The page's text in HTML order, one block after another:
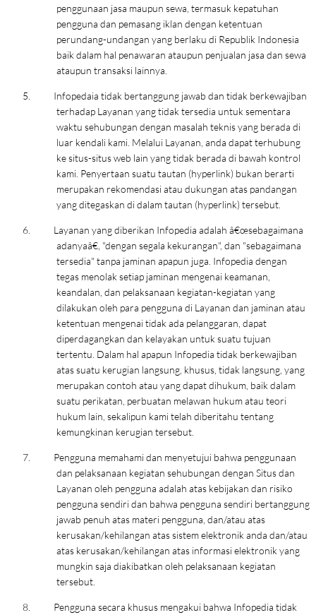
penggunaan jasa maupun sewa, termasuk kepatuhan
pengguna dan pemasang iklan dengan ketentuan
perundang-undangan yang berlaku di Republik Indonesia
baik dalam hal penawaran ataupun penjualan jasa dan sewa
ataupun transaksi lainnya.
5.
Infopedaia tidak bertanggung jawab dan tidak berkewajiban
terhadap Layanan yang tidak tersedia untuk sementara
waktu sehubungan dengan masalah teknis yang berada di
luar kendali kami. Melalui Layanan, anda dapat terhubung
ke situs-situs web lain yang tidak berada di bawah kontrol
kami. Penyertaan suatu tautan (hyperlink) bukan berarti
merupakan rekomendasi atau dukungan atas pandangan
yang ditegaskan di dalam tautan (hyperlink) tersebut.
6.
Layanan yang diberikan Infopedia adalah â€œsebagaimana
adanyaâ€, "dengan segala kekurangan", dan "sebagaimana
tersedia" tanpa jaminan apapun juga. Infopedia dengan
tegas menolak setiap jaminan mengenai keamanan,
keandalan, dan pelaksanaan kegiatan-kegiatan yang
dilakukan oleh para pengguna di Layanan dan jaminan atau
ketentuan mengenai tidak ada pelanggaran, dapat
diperdagangkan dan kelayakan untuk suatu tujuan
tertentu. Dalam hal apapun Infopedia tidak berkewajiban
atas suatu kerugian langsung, khusus, tidak langsung, yang
merupakan contoh atau yang dapat dihukum, baik dalam
suatu perikatan, perbuatan melawan hukum atau teori
hukum lain, sekalipun kami telah diberitahu tentang
kemungkinan kerugian tersebut.
7.
Pengguna memahami dan menyetujui bahwa penggunaan
dan pelaksanaan kegiatan sehubungan dengan Situs dan
Layanan oleh pengguna adalah atas kebijakan dan risiko
pengguna sendiri dan bahwa pengguna sendiri bertanggung
jawab penuh atas materi pengguna, dan/atau atas
kerusakan/kehilangan atas sistem elektronik anda dan/atau
atas kerusakan/kehilangan atas informasi elektronik yang
mungkin saja diakibatkan oleh pelaksanaan kegiatan
tersebut.
8.
Pengguna secara khusus mengakui bahwa Infopedia tidak